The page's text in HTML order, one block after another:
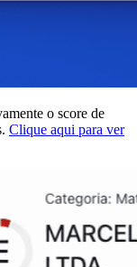
o score de
Clique aqui para ver